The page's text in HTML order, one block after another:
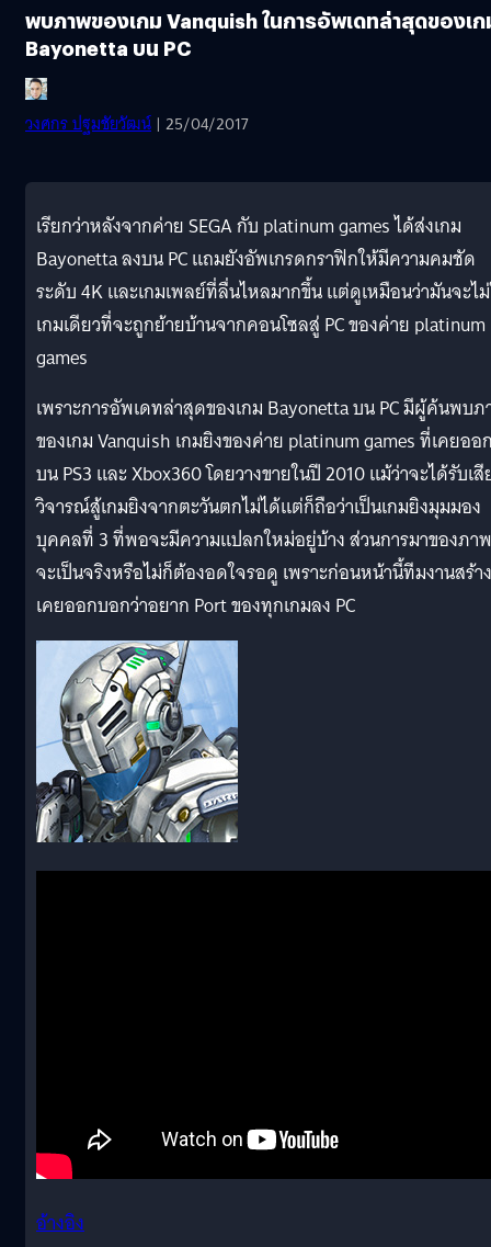
พบภาพของเกม Vanquish ในการอัพเดทล่าสุดของเ
Bayonetta บน PC
วงศกร ปฐมชัยวัฒน์ | 25/04/2017
เรียกว่าหลังจากค่าย SEGA กับ platinum games ได้ส่งเกม
Bayonetta ลงบน PC แถมยังอัพเกรดกราฟิกให้มีความคมชัด
ระดับ 4K และเกมเพลย์ที่ลื่นไหลมากขึ้น แต่ดูเหมือนว่ามันจะไ
เกมเดียวที่จะถูกย้ายบ้านจากคอนโซลสู่ PC ของค่าย platinum
games
เพราะการอัพเดทล่าสุดของเกม Bayonetta บน PC มีผู้ค้นพบ
ของเกม Vanquish เกมยิงของค่าย platinum games ที่เคยออ
บน PS3 และ Xbox360 โดยวางขายในปี 2010 แม้ว่าจะได้รับเสี
วิจารณ์สู้เกมยิงจากตะวันตกไม่ได้แต่ก็ถือว่าเป็นเกมยิงมุมมอง
บุคคลที่ 3 ที่พอจะมีความแปลกใหม่อยู่บ้าง ส่วนการมาของภาพ
จะเป็นจริงหรือไม่ก็ต้องอดใจรอดู เพราะก่อนหน้านี้ทีมงานสร้าง
เคยออกบอกว่าอยาก Port ของทุกเกมลง PC
อ้างอิง